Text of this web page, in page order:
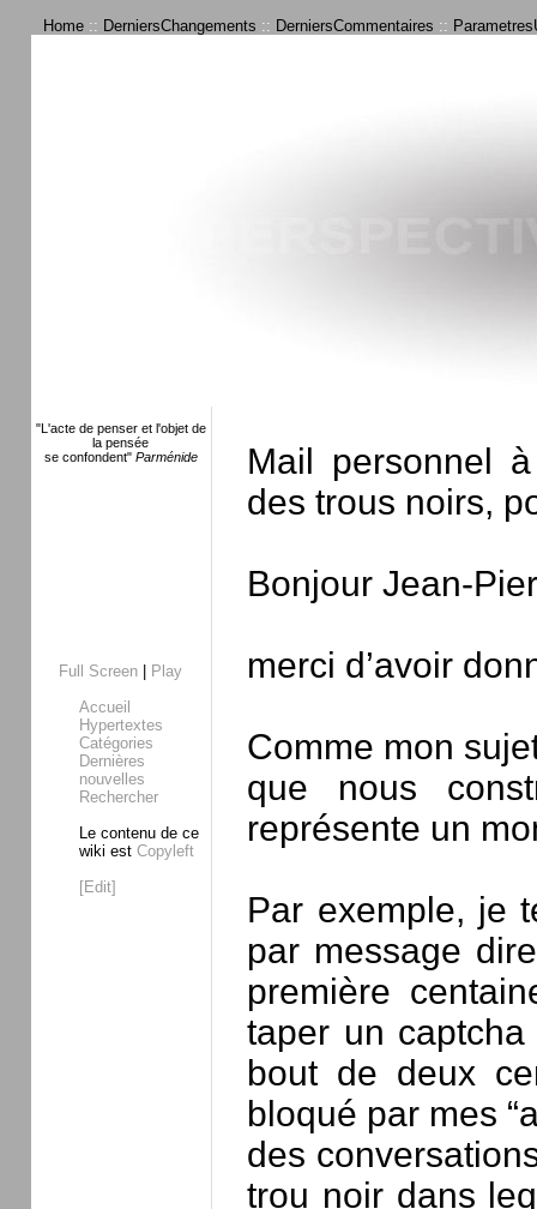
Home :: DerniersChangements :: DerniersCommentaires ::
"L'acte de penser et l'objet de
la pensée
se confondent" Parménide
Full Screen
Play
Accueil
Hypertextes
Catégories
Dernières
nouvelles
Rechercher
Le contenu de ce
wiki est Copyleft
[Edit]
Mail personnel
des trous noirs,
Bonjour Jean-
merci d’avoir
Comme mon
que nous
représente un
Par exemple, je
par message
première
taper un captcha
bout de deux
bloqué par mes
des
trou noir dans